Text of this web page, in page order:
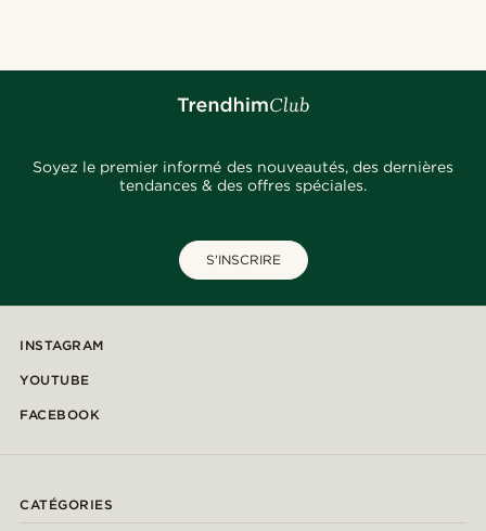
Soyez le premier informé des nouveautés, des dernières
tendances & des offres spéciales.
S'INSCRIRE
INSTAGRAM
YOUTUBE
FACEBOOK
CATÉGORIES